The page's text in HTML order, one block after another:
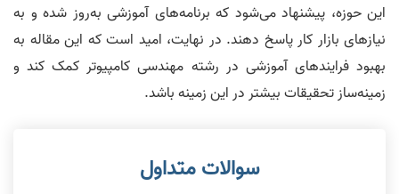
این حوزه، پیشنهاد می‌شود که برنامه‌های آموزشی به‌روز شده و به
نیازهای بازار کار پاسخ دهند. در نهایت، امید است که این مقاله به
بهبود فرایندهای آموزشی در رشته مهندسی کامپیوتر کمک کند و
زمینه‌ساز تحقیقات بیشتر در این زمینه باشد.